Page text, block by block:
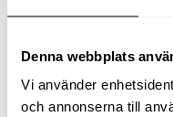
Denna webbplats
Vi använder
och annonserna till
Ø
F. Kolvstångens
Ø